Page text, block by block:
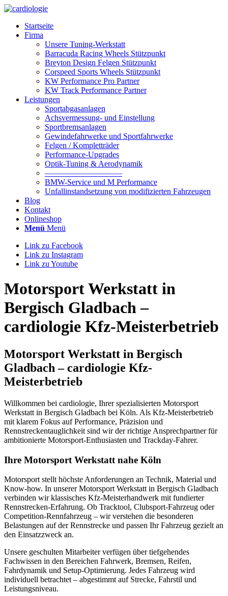
Startseite
Firma
Unsere Tuning-Werkstatt
Barracuda Racing Wheels Stützpunkt
Breyton Design Felgen Stützpunkt
Corspeed Sports Wheels Stützpunkt
KW Performance Pro Partner
KW Track Performance Partner
Leistungen
Sportabgasanlagen
Achsvermessung- und Einstellung
Sportbremsanlagen
Gewindefahrwerke und Sportfahrwerke
Felgen / Kompletträder
Performance-Upgrades
Optik-Tuning & Aerodynamik
—————————–
BMW-Service und M Performance
Unfallinstandsetzung von modifizierten Fahrzeugen
Blog
Kontakt
Onlineshop
Menü Menü
Link zu Facebook
Link zu Instagram
Link zu Youtube
Motorsport Werkstatt in
Bergisch Gladbach –
cardiologie Kfz-Meisterbetrieb
Motorsport Werkstatt in Bergisch
Gladbach – cardiologie Kfz-
Meisterbetrieb
Willkommen bei cardiologie, Ihrer spezialisierten Motorsport
Werkstatt in Bergisch Gladbach bei Köln. Als Kfz-Meisterbetrieb
mit klarem Fokus auf Performance, Präzision und
Rennstreckentauglichkeit sind wir der richtige Ansprechpartner für
ambitionierte Motorsport-Enthusiasten und Trackday-Fahrer.
Ihre Motorsport Werkstatt nahe Köln
Motorsport stellt höchste Anforderungen an Technik, Material und
Know-how. In unserer Motorsport Werkstatt in Bergisch Gladbach
verbinden wir klassisches Kfz-Meisterhandwerk mit fundierter
Rennstrecken-Erfahrung. Ob Tracktool, Clubsport-Fahrzeug oder
Competition-Rennfahrzeug – wir verstehen die besonderen
Belastungen auf der Rennstrecke und passen Ihr Fahrzeug gezielt an
den Einsatzzweck an.
Unsere geschulten Mitarbeiter verfügen über tiefgehendes
Fachwissen in den Bereichen Fahrwerk, Bremsen, Reifen,
Fahrdynamik und Setup-Optimierung. Jedes Fahrzeug wird
individuell betrachtet – abgestimmt auf Strecke, Fahrstil und
Leistungsniveau.